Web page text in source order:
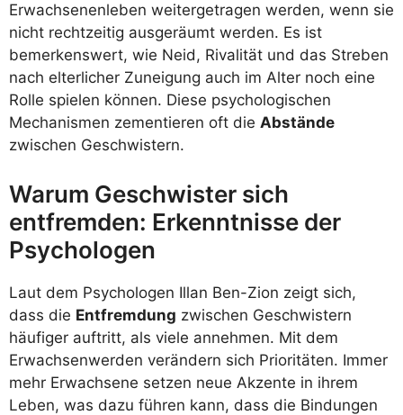
Erwachsenenleben weitergetragen werden, wenn sie
nicht rechtzeitig ausgeräumt werden. Es ist
bemerkenswert, wie Neid, Rivalität und das Streben
nach elterlicher Zuneigung auch im Alter noch eine
Rolle spielen können. Diese psychologischen
Mechanismen zementieren oft die Abstände
zwischen Geschwistern.
Warum Geschwister sich
entfremden: Erkenntnisse der
Psychologen
Laut dem Psychologen Illan Ben-Zion zeigt sich,
dass die Entfremdung zwischen Geschwistern
häufiger auftritt, als viele annehmen. Mit dem
Erwachsenwerden verändern sich Prioritäten. Immer
mehr Erwachsene setzen neue Akzente in ihrem
Leben, was dazu führen kann, dass die Bindungen